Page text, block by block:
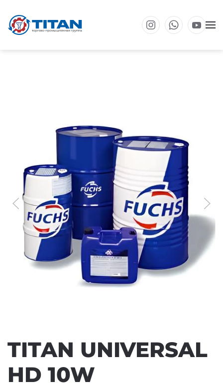
Перейти к основному содержанию
TITAN UNIVERSAL
HD 10W